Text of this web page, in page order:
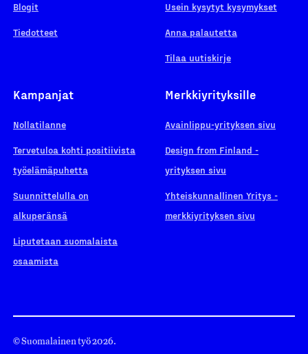
Blogit
Tiedotteet
Usein kysytyt kysymykset
Anna palautetta
Tilaa uutiskirje
Kampanjat
Nollatilanne
Tervetuloa kohti positiivista
työelämäpuhetta
Suunnittelulla on
alkuperänsä
Liputetaan suomalaista
osaamista
Merkkiyrityksille
Avainlippu-yrityksen sivu
Design from Finland -
yrityksen sivu
Yhteiskunnallinen Yritys -
merkkiyrityksen sivu
© Suomalainen työ 2026.